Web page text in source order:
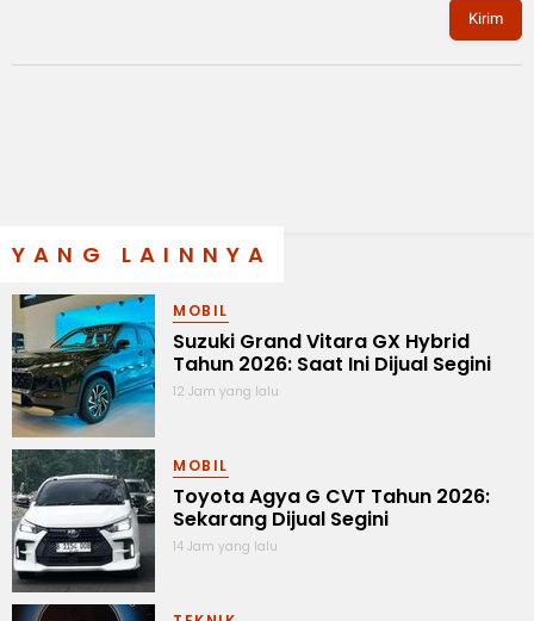
Kirim
YANG LAINNYA
MOBIL
Suzuki Grand Vitara GX Hybrid
Tahun 2026: Saat Ini Dijual Segini
12 Jam yang lalu
MOBIL
Toyota Agya G CVT Tahun 2026:
Sekarang Dijual Segini
14 Jam yang lalu